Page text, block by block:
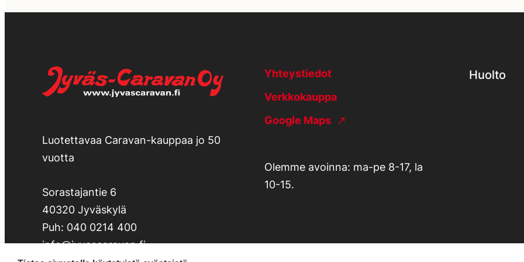
Luotettavaa Caravan-kauppaa jo 50
vuotta
Sorastajantie 6
40320 Jyväskylä
Puh: 040 0214 400
info@jyvascaravan.fi
Yhteystiedot
Verkkokauppa
Google Maps
Olemme avoinna: ma-pe 8-17, la
10-15.
Huolto